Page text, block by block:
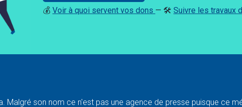
💰 Voir à quoi servent vos dons — 🛠️ Suivre les travaux
Malgré son nom ce n'est pas une agence de presse puisque ce